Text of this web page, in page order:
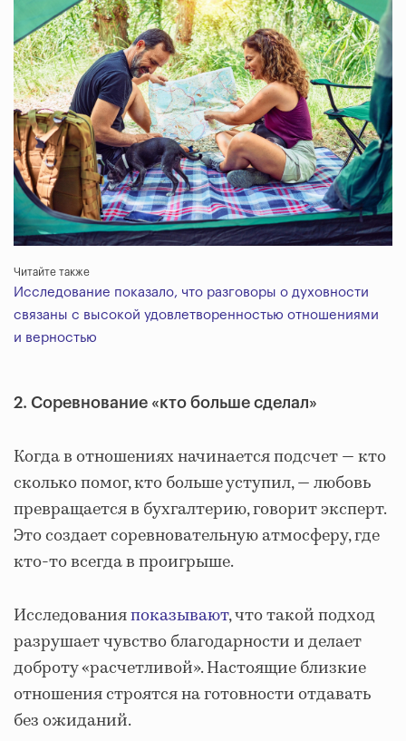
Читайте также
Исследование показало, что разговоры о духовности
связаны с высокой удовлетворенностью отношениями
и верностью
2. Соревнование «кто больше сделал»
Когда в отношениях начинается подсчет — кто
сколько помог, кто больше уступил, — любовь
превращается в бухгалтерию, говорит эксперт.
Это создает соревновательную атмосферу, где
кто-то всегда в проигрыше.
Исследованияпоказывают, что такой подход
разрушает чувство благодарности и делает
доброту «расчетливой». Настоящие близкие
отношения строятся на готовности отдавать
без ожиданий.